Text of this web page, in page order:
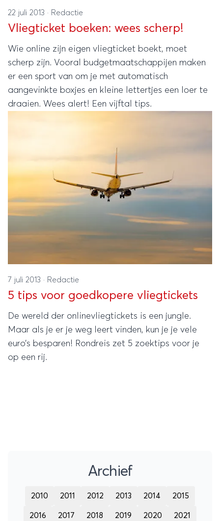
22 juli 2013 · Redactie
Vliegticket boeken: wees scherp!
Wie online zijn eigen vliegticket boekt, moet
scherp zijn. Vooral budgetmaatschappijen maken
er een sport van om je met automatisch
aangevinkte boxjes en kleine lettertjes een loer te
draaien. Wees alert! Een vijftal tips.
7 juli 2013 · Redactie
5 tips voor goedkopere vliegtickets
De wereld der onlinevliegtickets is een jungle.
Maar als je er je weg leert vinden, kun je je vele
euro’s besparen! Rondreis zet 5 zoektips voor je
op een rij.
Archief
2010 2011 2012 2013 2014 2015
2016 2017 2018 2019 2020 2021